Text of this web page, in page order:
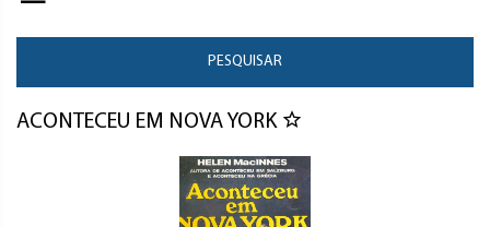
PESQUISAR
ACONTECEU EM NOVA YORK